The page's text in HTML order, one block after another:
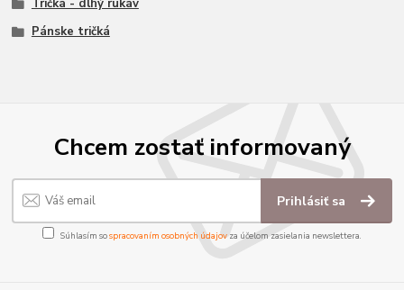
Pánske tričká
Chcem zostať informovaný
Prihlásiť sa
Súhlasím sospracovaním osobných údajov za účelom zasielania newslettera.